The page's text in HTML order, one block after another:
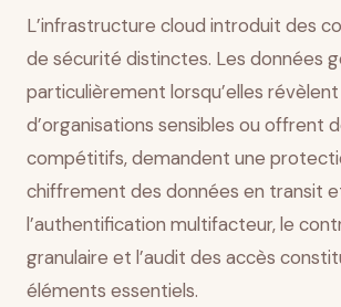
L’infrastructure cloud introduit des
de sécurité distinctes. Les données
particulièrement lorsqu’elles
d’organisations sensibles ou offrent
compétitifs, demandent une
chiffrement des données en transit
l’authentification multifacteur, le
granulaire et l’audit des accès
éléments essentiels.